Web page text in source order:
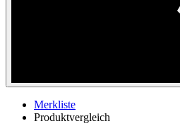
Merkliste
Produktvergleich